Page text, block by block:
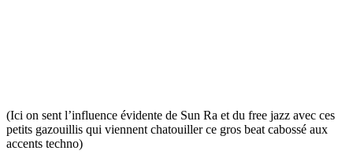
(Ici on sent l’influence évidente de Sun Ra et du free jazz avec ces
petits gazouillis qui viennent chatouiller ce gros beat cabossé aux
accents techno)